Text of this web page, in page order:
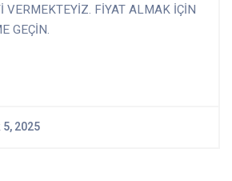
FİYAT ALMAK İÇİN
GEÇİN.
2025